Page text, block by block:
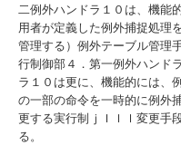
二例外ハンドラ１０は、機能
用者が定義した例外捕捉処理
管理する）例外テーブル管理
行制御部４．第一例外ハンド
ラ１０は更に、機能的には、
の一部の命令を一時的に例外
更する実行制ｊＩｌｌ変更手
る。